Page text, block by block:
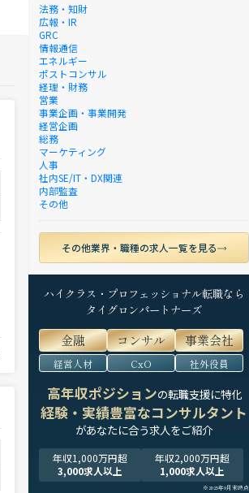
法務・知財
広報・IR
GRC
情報通信
エネルギー
ポストコンサル
経理・財務
営業
事業企画・事業開発
経営企画
総務
マーケティング
人事
社内SE/IT・DX関連
内部監査
その他
その他業界・職種の求人一覧を見る
ハイクラス・プロフェッショナル転職なら
タイグロンパートナーズ
金融 コンサル 事業会社
経営人材 CxO 社外役員
高年収ポジションの転職支援に特化
経験・実績豊富なコンサルタント
があなたに合う求人をご紹介
年収1,000万円超
3,000求人以上
年収2,000万円超
1,000求人以上
※2025年9月末時点